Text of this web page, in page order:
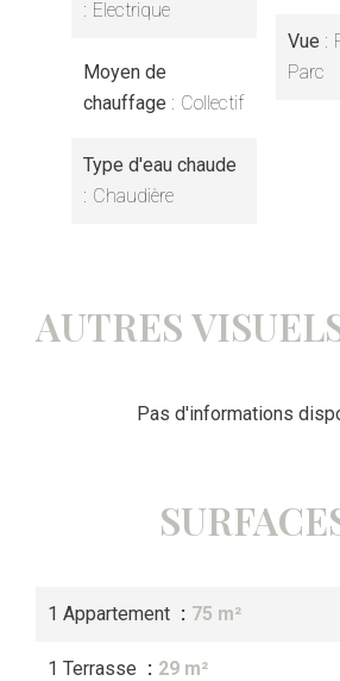
Electrique
Moyen de
chauffage
Collectif
Type d'eau chaude
Chaudière
Vue
Parc
AUTRES
Pas d'informations
1 Appartement 75 m²
1 Terrasse 29 m²